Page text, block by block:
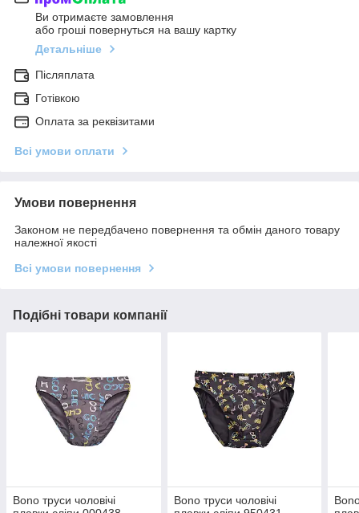
Ви отримаєте замовлення
або гроші повернуться на вашу картку
Детальніше
Післяплата
Готівкою
Оплата за реквізитами
Всі умови оплати
Умови повернення
Законом не передбачено повернення та обмін даного товару
належної якості
Всі умови повернення
Подібні товари компанії
Bono труси чоловічі
Bono труси чоловічі